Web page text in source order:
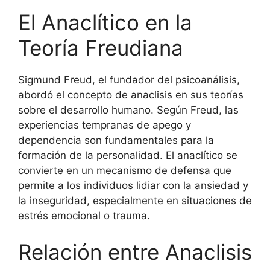
El Anaclítico en la
Teoría Freudiana
Sigmund Freud, el fundador del psicoanálisis,
abordó el concepto de anaclisis en sus teorías
sobre el desarrollo humano. Según Freud, las
experiencias tempranas de apego y
dependencia son fundamentales para la
formación de la personalidad. El anaclítico se
convierte en un mecanismo de defensa que
permite a los individuos lidiar con la ansiedad y
la inseguridad, especialmente en situaciones de
estrés emocional o trauma.
Relación entre Anaclisis